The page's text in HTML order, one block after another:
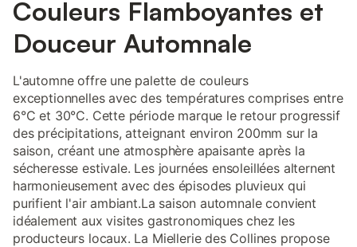
Couleurs Flamboyantes et
Douceur Automnale
L'automne offre une palette de couleurs
exceptionnelles avec des températures comprises entre
6°C et 30°C. Cette période marque le retour progressif
des précipitations, atteignant environ 200mm sur la
saison, créant une atmosphère apaisante après la
sécheresse estivale. Les journées ensoleillées alternent
harmonieusement avec des épisodes pluvieux qui
purifient l'air ambiant.La saison automnale convient
idéalement aux visites gastronomiques chez les
producteurs locaux. La Miellerie des Collines propose